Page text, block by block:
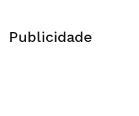
Publicidade